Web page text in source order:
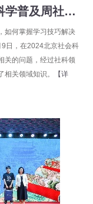
解读社科热点 2024·北京社会科学普及周社会组织咨询受市民欢迎
如何掌握学习技巧解决
9日，在2024北京社会科
关的问题，经过社科领
关领域知识。
【详